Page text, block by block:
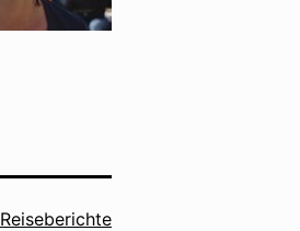
Reiseberichte